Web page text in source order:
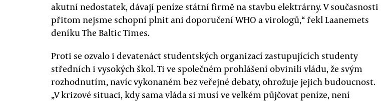
akutní nedostatek, dávají peníze státní firmě na stavbu elektrárny. V současnosti
přitom nejsme schopní plnit ani doporučení WHO a virologů,“ řekl Laanemets
deníku The Baltic Times.
Proti se ozvalo i devatenáct studentských organizací zastupujících studenty
středních i vysokých škol. Ti ve společném prohlášení obvinili vládu, že svým
rozhodnutím, navíc vykonaném bez veřejné debaty, ohrožuje jejich budoucnost.
„V krizové situaci, kdy sama vláda si musí ve velkém půjčovat peníze, není